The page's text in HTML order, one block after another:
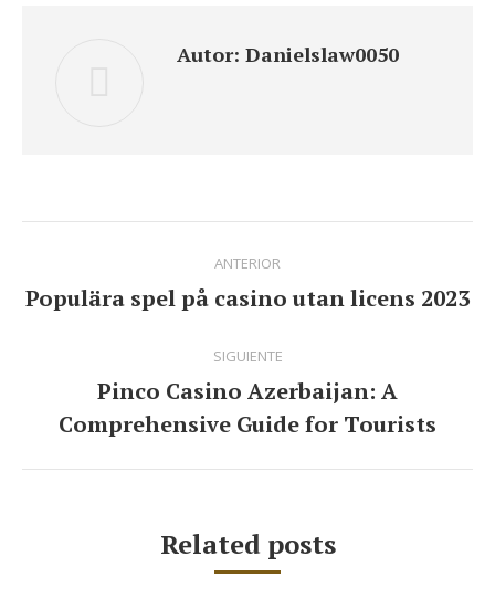
Autor: Danielslaw0050
entre
publicaciones
ANTERIOR
Publicación
Populära spel på casino utan licens 2023
SIGUIENTE
Publicación
siguiente:
Pinco Casino Azerbaijan: A
Comprehensive Guide for Tourists
Related posts